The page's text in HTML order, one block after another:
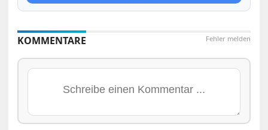
Fehler melden
KOMMENTARE